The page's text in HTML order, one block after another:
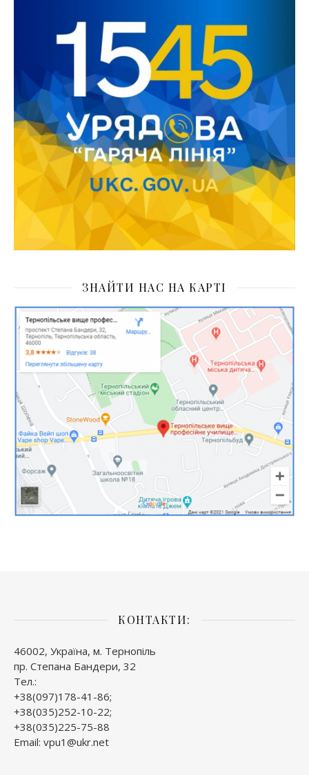
ЗНАЙТИ НАС НА КАРТІ
КОНТАКТИ:
46002, Україна, м. Тернопіль
пр. Степана Бандери, 32
Тел.:
+38(097)178-41-86;
+38(035)252-10-22;
+38(035)225-75-88
Email: vpu1@ukr.net